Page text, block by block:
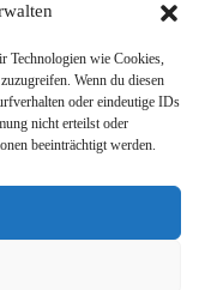
Technologien wie Cookies,
Wenn du diesen
oder eindeutige IDs
nicht erteilst oder
beeinträchtigt werden.